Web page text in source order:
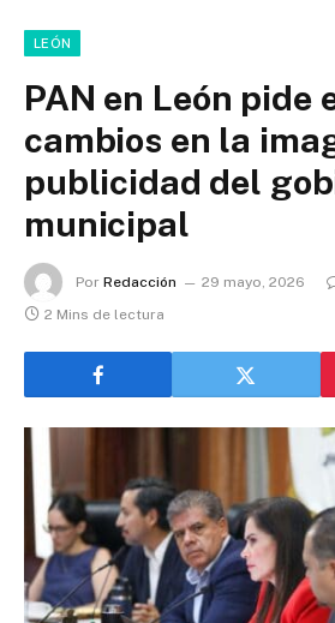
LEÓN
PAN en León pide
cambios en la
publicidad del
municipal
Por Redacción 29 mayo, 2026
2 Mins de lectura